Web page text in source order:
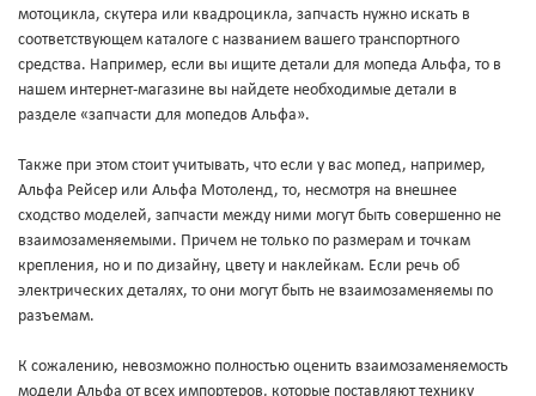
мотоцикла, скутера или квадроцикла, запчасть нужно искать в
соответствующем каталоге с названием вашего транспортного
средства. Например, если вы ищите детали для мопеда Альфа, то в
нашем интернет-магазине вы найдете необходимые детали в
разделе «запчасти для мопедов Альфа».
Также при этом стоит учитывать, что если у вас мопед, например,
Альфа Рейсер или Альфа Мотоленд, то, несмотря на внешнее
сходство моделей, запчасти между ними могут быть совершенно не
взаимозаменяемыми. Причем не только по размерам и точкам
крепления, но и по дизайну, цвету и наклейкам. Если речь об
электрических деталях, то они могут быть не взаимозаменяемы по
разъемам.
К сожалению, невозможно полностью оценить взаимозаменяемость
модели Альфа от всех импортеров, которые поставляют технику